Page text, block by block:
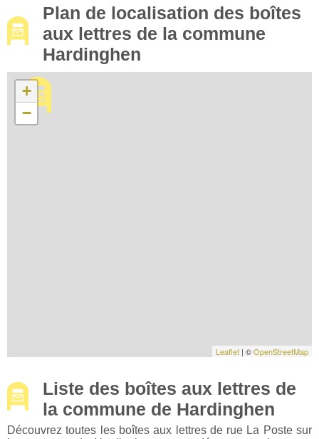
Plan de localisation des boîtes
aux lettres de la commune
Hardinghen
+
−
Leaflet | ©OpenStreetMap
Liste des boîtes aux lettres de
la commune de Hardinghen
Découvrez toutes les boîtes aux lettres de rue La Poste sur